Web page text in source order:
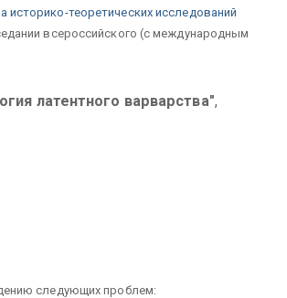
историко-теоретических исследований
всероссийского (с международным
латентного варварства",
следующих проблем: